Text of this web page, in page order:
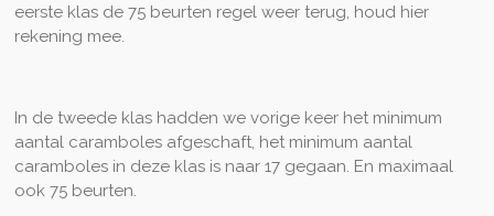
eerste klas de 75 beurten regel weer terug, houd hier
rekening mee.
In de tweede klas hadden we vorige keer het minimum
aantal caramboles afgeschaft, het minimum aantal
caramboles in deze klas is naar 17 gegaan. En maximaal
ook 75 beurten.